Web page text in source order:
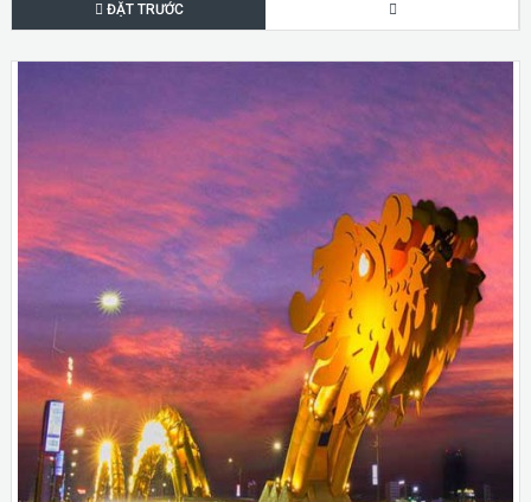
ĐẶT TRƯỚC